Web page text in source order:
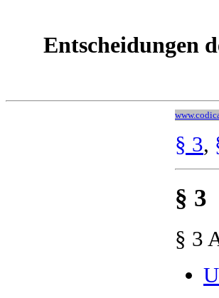
Entscheidungen
§ 3,
§ 3
§ 3